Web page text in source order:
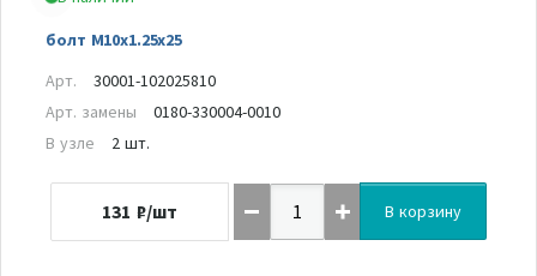
болт M10x1.25x25
Арт.
30001-102025810
Арт. замены
0180-330004-0010
В узле
2 шт.
131 ₽/шт В корзину